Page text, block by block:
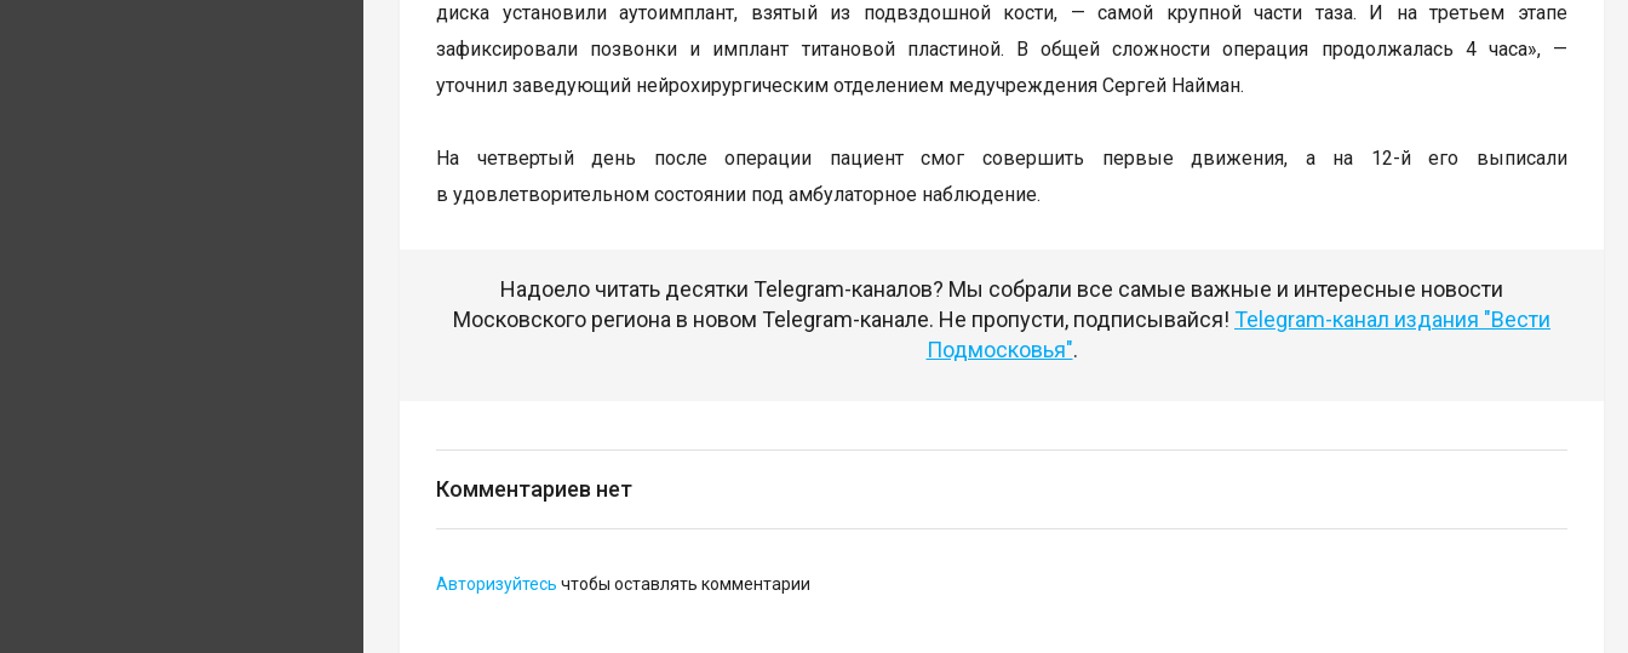
диска установили аутоимплант, взятый из подвздошной кости, — самой крупной части таза. И на третьем этапе
зафиксировали позвонки и имплант титановой пластиной. В общей сложности операция продолжалась 4 часа», —
уточнил заведующий нейрохирургическим отделением медучреждения Сергей Найман.
На четвертый день после операции пациент смог совершить первые движения, а на 12-й его выписали
в удовлетворительном состоянии под амбулаторное наблюдение.
Надоело читать десятки Telegram-каналов? Мы собрали все самые важные и интересные новости
Московского региона в новом Telegram-канале. Не пропусти, подписывайся! Telegram-канал издания "Вести
Подмосковья".
Комментариев нет
Авторизуйтесь чтобы оставлять комментарии